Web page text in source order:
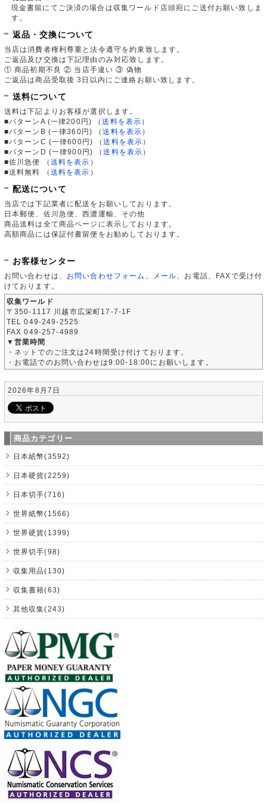
現金書留にてご決済の場合は収集ワールド店頭宛にご送付お願い致しま
す。
返品・交換について
当店は消費者権利尊重と法令遵守を約束致します。
ご返品及び交換は下記理由のみ対応致します。
① 商品初期不良 ② 当店手違い ③ 偽物
ご返品は商品受取後 3日以内にご連絡お願い致します。
送料について
送料は下記よりお客様が選択します。
■パターンA (一律200円)
（送料を表示 ）
■パターンB (一律360円)
（送料を表示 ）
■パターンC (一律600円)
（送料を表示 ）
■パターンD (一律900円)
（送料を表示 ）
■佐川急便
（ 送料を表示 ）
■送料無料
（ 送料を表示 ）
配送について
当店では下記業者に配送をお願いしております。
日本郵便、佐川急便、西濃運輸、その他
商品送料は全て商品ページに表示しております。
高額商品には保証付書留便をお勧めしております。
お客様センター
お問い合わせは、 お問い合わせフォーム メール 、お電話、FAXで受け付
けております。
収集ワールド
〒350-1117 川越市広栄町17-7-1F
TEL 049-249-2525
FAX 049-257-4989
▼営業時間
・ネットでのご注文は24時間受け付けております。
・お電話でのお問い合わせは9:00-18:00にお願いします。
2026年8月7日
商品カテゴリー
日本紙幣(3592)
日本硬貨(2259)
日本切手(716)
世界紙幣(1566)
世界硬貨(1399)
世界切手(98)
収集用品(130)
収集書籍(63)
其他収集(243)